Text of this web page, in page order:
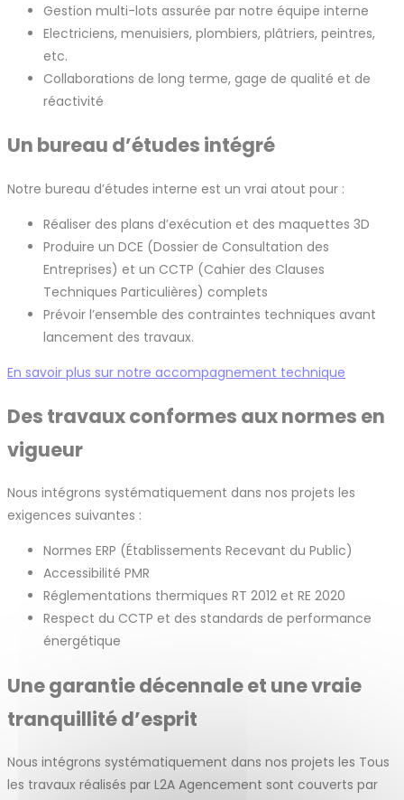
Gestion multi-lots assurée par notre équipe interne
Electriciens, menuisiers, plombiers, plâtriers, peintres,
etc.
Collaborations de long terme, gage de qualité et de
réactivité
Un bureau d’études intégré
Notre bureau d’études interne est un vrai atout pour :
Réaliser des plans d’exécution et des maquettes 3D
Produire un DCE (Dossier de Consultation des
Entreprises) et un CCTP (Cahier des Clauses
Techniques Particulières) complets
Prévoir l’ensemble des contraintes techniques avant
lancement des travaux.
En savoir plus sur notre accompagnement technique
Des travaux conformes aux normes en
vigueur
Nous intégrons systématiquement dans nos projets les
exigences suivantes :
Normes ERP (Établissements Recevant du Public)
Accessibilité PMR
Réglementations thermiques RT 2012 et RE 2020
Respect du CCTP et des standards de performance
énergétique
Une garantie décennale et une vraie
tranquillité d’esprit
Nous intégrons systématiquement dans nos projets les Tous
les travaux réalisés par L2A Agencement sont couverts par